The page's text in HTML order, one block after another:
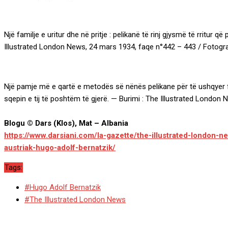
Një familje e uritur dhe në pritje : pelikanë të rinj gjysmë të rritur
Illustrated London News, 24 mars 1934, faqe n°442 – 443 /
Një pamje më e qartë e metodës së nënës pelikane për të
sqepin e tij të poshtëm të gjerë. — Burimi : The Illustrated London
Blogu © Dars (Klos), Mat – Albania
https://www.darsiani.com/la-gazette/the-illustrated-london-
austriak-hugo-adolf-bernatzik/
Tags:
#Hugo Adolf Bernatzik
#The Illustrated London News